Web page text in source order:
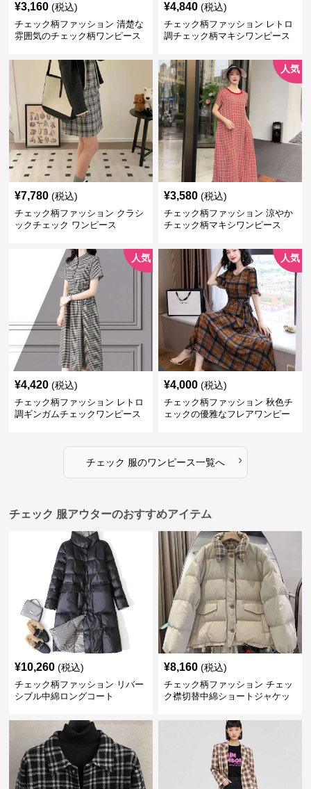
¥3,160 (税込)
チェック柄ファッション 清楚な
雰囲気のチェック柄ワンピース
¥4,840 (税込)
チェック柄ファッション レトロ
調チェック柄マキシワンピース
¥7,780 (税込)
チェック柄ファッション クラシ
ックチェック ワンピース
人気
¥3,580 (税込)
チェック柄ファッション 涼やか
チェック柄マキシワンピース
人気
¥4,420 (税込)
チェック柄ファッション レトロ
調ギンガムチェックワンピース
人気
¥4,000 (税込)
チェック柄ファッション 秋色チ
ェックの優雅なフレアワンピー
チェック 服のワンピース一覧へ ›
チェック 服アウターのおすすめアイテム
¥10,260 (税込)
チェック柄ファッション リバー
シブル中綿ロングコート
¥8,160 (税込)
チェック柄ファッション チェッ
ク襟切替中綿ショートジャケッ